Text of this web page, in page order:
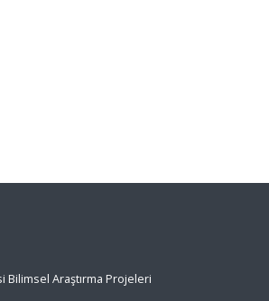
Araştırma Projeleri